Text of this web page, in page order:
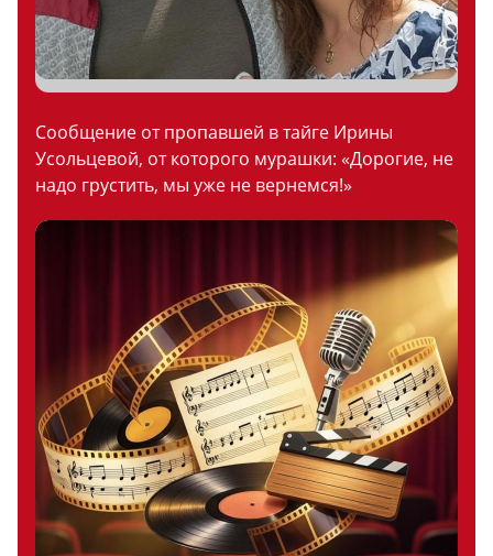
Сообщение от пропавшей в тайге Ирины
Усольцевой, от которого мурашки: «Дорогие, не
надо грустить, мы уже не вернемся!»